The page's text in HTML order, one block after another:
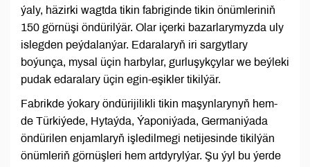
ýaly, häzirki wagtda tikin fabriginde tikin önümleriniň
150 görnüşi öndürilýär. Olar içerki bazarlarymyzda uly
islegden peýdalanýar. Edaralaryň iri sargytlary
boýunça, mysal üçin harbylar, gurluşykçylar we beýleki
pudak edaralary üçin egin-eşikler tikilýär.
Fabrikde ýokary öndürijilikli tikin maşynlarynyň hem-
de Türkiýede, Hytaýda, Ýaponiýada, Germaniýada
öndürilen enjamlaryň işledilmegi netijesinde tikilýän
önümleriň görnüşleri hem artdyrylýar. Şu ýyl bu ýerde